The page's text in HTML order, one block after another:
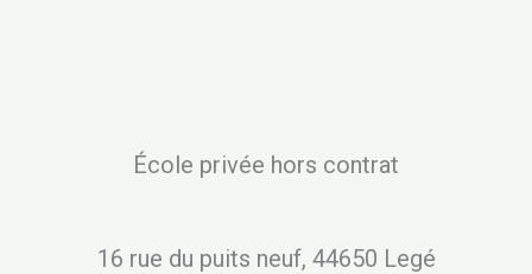
École privée hors contrat
16 rue du puits neuf, 44650 Legé